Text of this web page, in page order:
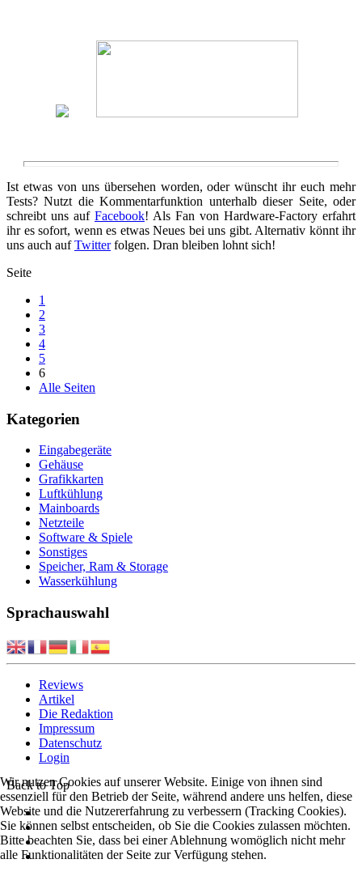
Ist etwas von uns übersehen worden, oder wünscht ihr euch mehr
Tests? Nutzt die Kommentarfunktion unterhalb dieser Seite, oder
schreibt uns auf Facebook! Als Fan von Hardware-Factory erfahrt
ihr es sofort, wenn es etwas Neues bei uns gibt. Alternativ könnt ihr
uns auch aufTwitterfolgen. Dran bleiben lohnt sich!
Seite
1
2
3
4
5
6
Alle Seiten
Kategorien
Eingabegeräte
Gehäuse
Grafikkarten
Luftkühlung
Mainboards
Netzteile
Software & Spiele
Sonstiges
Speicher, Ram & Storage
Wasserkühlung
Sprachauswahl
Reviews
Artikel
Die Redaktion
Impressum
Datenschutz
Login
Back to Top
Wir nutzen Cookies auf unserer Website. Einige von ihnen sind
essenziell für den Betrieb der Seite, während andere uns helfen, diese
Website und die Nutzererfahrung zu verbessern (Tracking Cookies).
Sie können selbst entscheiden, ob Sie die Cookies zulassen möchten.
Bitte beachten Sie, dass bei einer Ablehnung womöglich nicht mehr
alle Funktionalitäten der Seite zur Verfügung stehen.